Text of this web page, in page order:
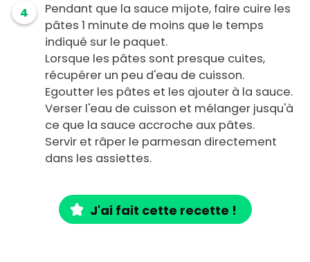
4
Pendant que la sauce mijote, faire cuire les
pâtes 1 minute de moins que le temps
indiqué sur le paquet.
Lorsque les pâtes sont presque cuites,
récupérer un peu d'eau de cuisson.
Egoutter les pâtes et les ajouter à la sauce.
Verser l'eau de cuisson et mélanger jusqu'à
ce que la sauce accroche aux pâtes.
Servir et râper le parmesan directement
dans les assiettes.
J'ai fait cette recette !